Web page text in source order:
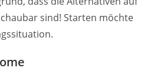
sind! Starten möchte